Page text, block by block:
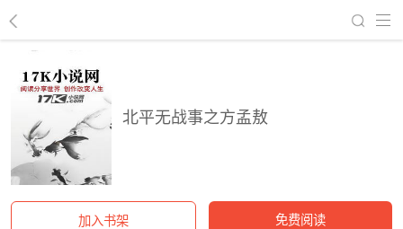
北平无战事之方孟敖
加入书架 免费阅读